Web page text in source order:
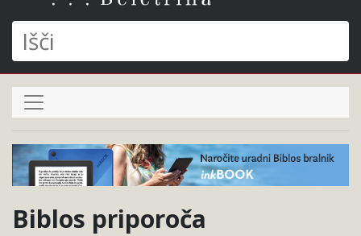
Išči
Domov
Biblos priporoča